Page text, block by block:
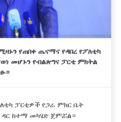
የጠበቀ ጤናማና የዳበረ የፖለቲካ
መሆኑን የብልጽግና ፓርቲ ምክትል
ፓርቲዎች የጋራ ምክር ቤት
ዳር ከተማ መካሄድ ጀምሯል።